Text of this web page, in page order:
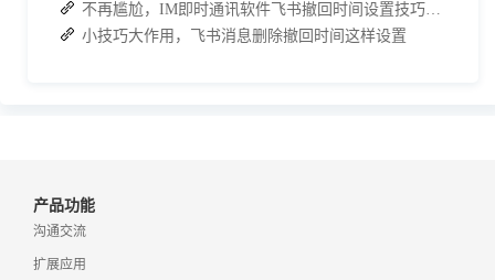
不再尴尬，IM即时通讯软件飞书撤回时间设置技巧分享
小技巧大作用，飞书消息删除撤回时间这样设置
产品功能
沟通交流
扩展应用